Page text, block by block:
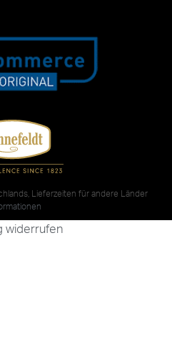
Lieferzeiten für andere Länder
widerrufen